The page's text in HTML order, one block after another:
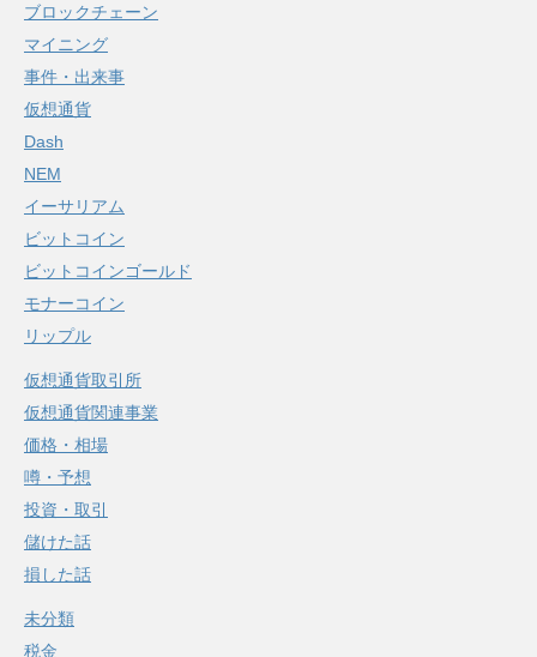
ブロックチェーン
マイニング
事件・出来事
仮想通貨
Dash
NEM
イーサリアム
ビットコイン
ビットコインゴールド
モナーコイン
リップル
仮想通貨取引所
仮想通貨関連事業
価格・相場
噂・予想
投資・取引
儲けた話
損した話
未分類
税金